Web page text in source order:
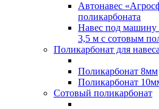
Автонавес
поликарбоната
Навес под
3,5 м с сотовым
Поликарбонат для навеса
Поликарбонат 8мм
Поликарбонат
Сотовый поликарбонат